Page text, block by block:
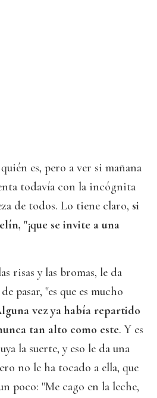
es, pero a ver si mañana
todavía con la incógnita
de todos. Lo tiene claro, si
"¡que se invite a una
risas y las bromas, le da
pasar, "es que es mucho
vez ya había repartido
tan alto como este. Y es
la suerte, y eso le da una
no le ha tocado a ella, que
poco: "Me cago en la leche,